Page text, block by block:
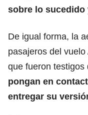
sobre lo sucedido
De igual forma, la
pasajeros del
que fueron testigos
pongan en
entregar su